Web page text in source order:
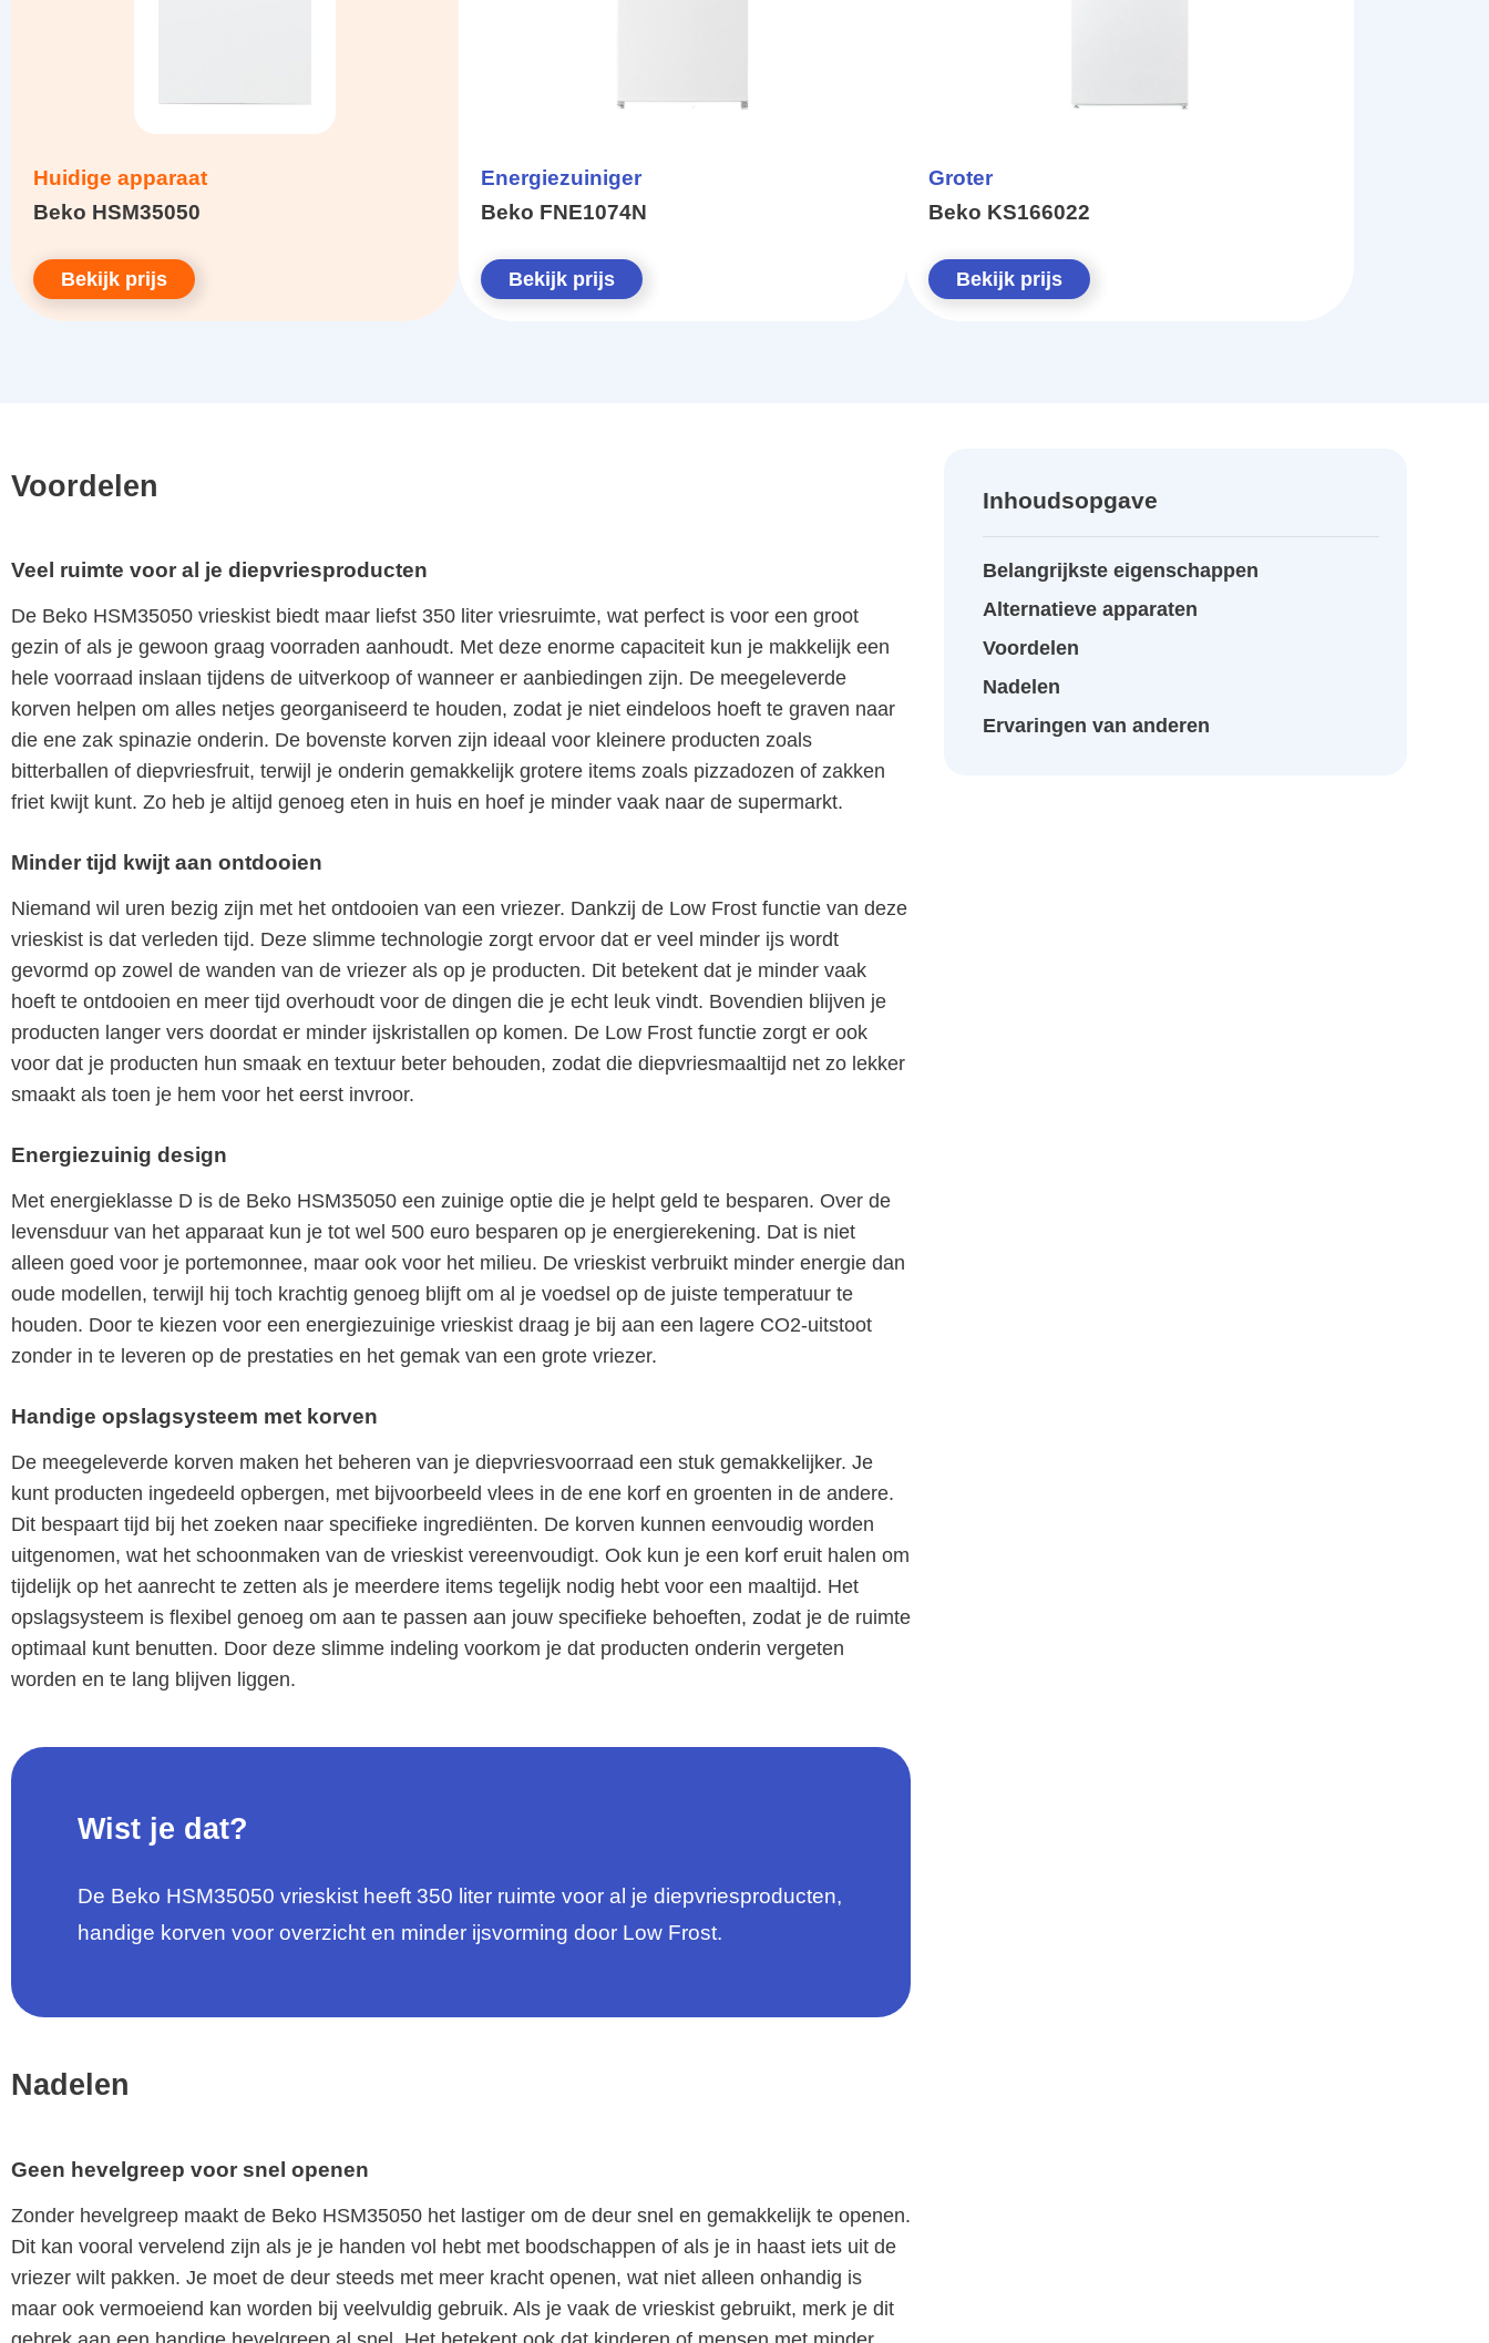
Huidige apparaat
Beko HSM35050
Bekijk prijs
Energiezuiniger
Beko FNE1074N
Bekijk prijs
Groter
Beko KS166022
Bekijk prijs
Voordelen
Veel ruimte voor al je diepvriesproducten
De Beko HSM35050 vrieskist biedt maar liefst 350 liter vriesruimte, wat perfect is voor een groot
gezin of als je gewoon graag voorraden aanhoudt. Met deze enorme capaciteit kun je makkelijk een
hele voorraad inslaan tijdens de uitverkoop of wanneer er aanbiedingen zijn. De meegeleverde
korven helpen om alles netjes georganiseerd te houden, zodat je niet eindeloos hoeft te graven naar
die ene zak spinazie onderin. De bovenste korven zijn ideaal voor kleinere producten zoals
bitterballen of diepvriesfruit, terwijl je onderin gemakkelijk grotere items zoals pizzadozen of zakken
friet kwijt kunt. Zo heb je altijd genoeg eten in huis en hoef je minder vaak naar de supermarkt.
Minder tijd kwijt aan ontdooien
Niemand wil uren bezig zijn met het ontdooien van een vriezer. Dankzij de Low Frost functie van deze
vrieskist is dat verleden tijd. Deze slimme technologie zorgt ervoor dat er veel minder ijs wordt
gevormd op zowel de wanden van de vriezer als op je producten. Dit betekent dat je minder vaak
hoeft te ontdooien en meer tijd overhoudt voor de dingen die je echt leuk vindt. Bovendien blijven je
producten langer vers doordat er minder ijskristallen op komen. De Low Frost functie zorgt er ook
voor dat je producten hun smaak en textuur beter behouden, zodat die diepvriesmaaltijd net zo lekker
smaakt als toen je hem voor het eerst invroor.
Energiezuinig design
Met energieklasse D is de Beko HSM35050 een zuinige optie die je helpt geld te besparen. Over de
levensduur van het apparaat kun je tot wel 500 euro besparen op je energierekening. Dat is niet
alleen goed voor je portemonnee, maar ook voor het milieu. De vrieskist verbruikt minder energie dan
oude modellen, terwijl hij toch krachtig genoeg blijft om al je voedsel op de juiste temperatuur te
houden. Door te kiezen voor een energiezuinige vrieskist draag je bij aan een lagere CO2-uitstoot
zonder in te leveren op de prestaties en het gemak van een grote vriezer.
Handige opslagsysteem met korven
De meegeleverde korven maken het beheren van je diepvriesvoorraad een stuk gemakkelijker. Je
kunt producten ingedeeld opbergen, met bijvoorbeeld vlees in de ene korf en groenten in de andere.
Dit bespaart tijd bij het zoeken naar specifieke ingrediënten. De korven kunnen eenvoudig worden
uitgenomen, wat het schoonmaken van de vrieskist vereenvoudigt. Ook kun je een korf eruit halen om
tijdelijk op het aanrecht te zetten als je meerdere items tegelijk nodig hebt voor een maaltijd. Het
opslagsysteem is flexibel genoeg om aan te passen aan jouw specifieke behoeften, zodat je de ruimte
optimaal kunt benutten. Door deze slimme indeling voorkom je dat producten onderin vergeten
worden en te lang blijven liggen.
Inhoudsopgave
Belangrijkste eigenschappen
Alternatieve apparaten
Voordelen
Nadelen
Ervaringen van anderen
Wist je dat?
De Beko HSM35050 vrieskist heeft 350 liter ruimte voor al je diepvriesproducten,
handige korven voor overzicht en minder ijsvorming door Low Frost.
Nadelen
Geen hevelgreep voor snel openen
Zonder hevelgreep maakt de Beko HSM35050 het lastiger om de deur snel en gemakkelijk te openen.
Dit kan vooral vervelend zijn als je je handen vol hebt met boodschappen of als je in haast iets uit de
vriezer wilt pakken. Je moet de deur steeds met meer kracht openen, wat niet alleen onhandig is
maar ook vermoeiend kan worden bij veelvuldig gebruik. Als je vaak de vrieskist gebruikt, merk je dit